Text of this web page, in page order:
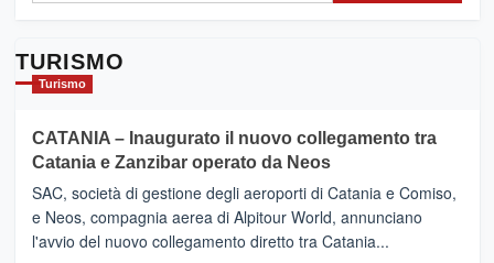
TURISMO
Turismo
CATANIA – Inaugurato il nuovo collegamento tra
Catania e Zanzibar operato da Neos
SAC, società di gestione degli aeroporti di Catania e Comiso,
e Neos, compagnia aerea di Alpitour World, annunciano
l'avvio del nuovo collegamento diretto tra Catania...